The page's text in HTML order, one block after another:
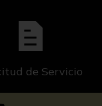
de Servicio